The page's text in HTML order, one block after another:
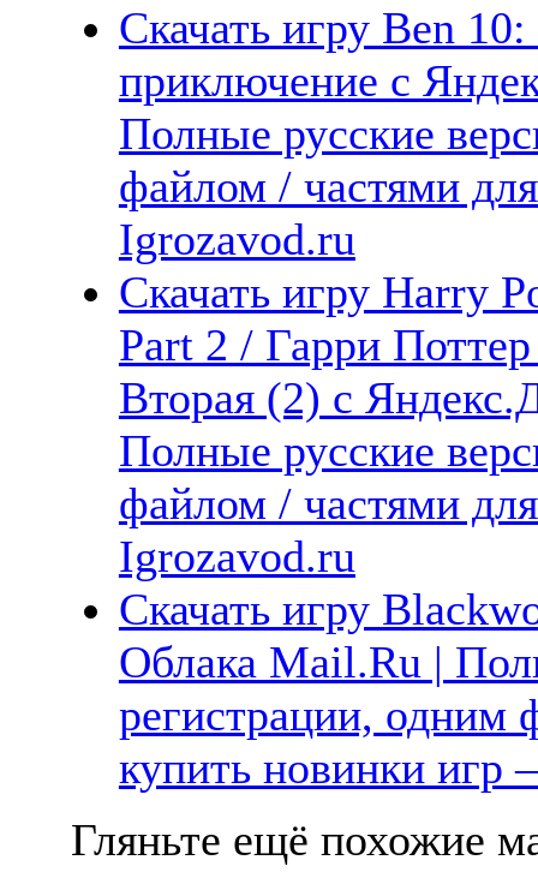
Скачать игру Ben
приключение с
Полные русские
файлом / частями
Igrozavod.ru
Скачать игру Harry
Part 2 / Гарри
Вторая (2) с
Полные русские
файлом / частями
Igrozavod.ru
Скачать игру
Облака Mail.Ru |
регистрации, одним
купить новинки
Гляньте ещё похожие